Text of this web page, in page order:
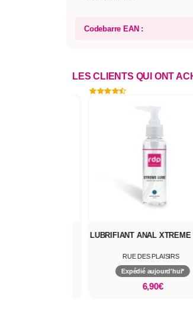
Codebarre EAN :
LES CLIENTS QUI ONT
LUBRIFIANT ANAL
RUE DES PLAISIRS
Expédié aujourd'hui*
6,90€